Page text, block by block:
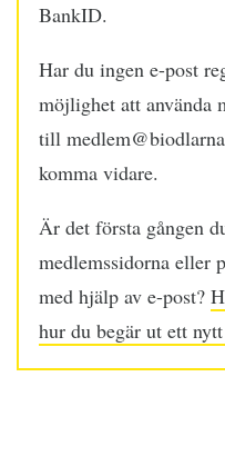
BankID.
Har du ingen e-post
möjlighet att använda
till
komma vidare.
Är det första gången
medlemssidorna eller
med hjälp av e-post?
hur du begär ut ett